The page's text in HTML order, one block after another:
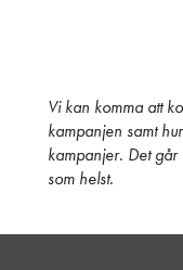
Vi kan komma att
kampanjen samt
kampanjer. Det
som helst.